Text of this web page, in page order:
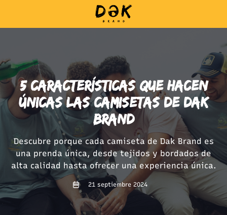
5 características que hacen
únicas las camisetas de dak
brand
Descubre porque cada camiseta de Dak Brand es
una prenda única, desde tejidos y bordados de
alta calidad hasta ofrecer una experiencia única.
21 septiembre 2024